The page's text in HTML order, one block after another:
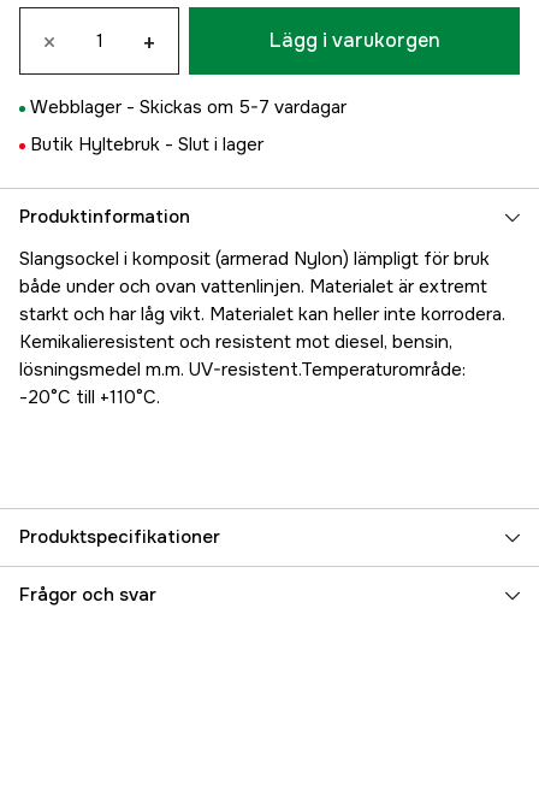
× + Lägg i varukorgen
Webblager - Skickas om 5-7 vardagar
Butik Hyltebruk - Slut i lager
Produktinformation
Slangsockel i komposit (armerad Nylon) lämpligt för bruk
både under och ovan vattenlinjen. Materialet är extremt
starkt och har låg vikt. Materialet kan heller inte korrodera.
Kemikalieresistent och resistent mot diesel, bensin,
lösningsmedel m.m. UV-resistent.Temperaturområde:
-20°C till +110°C.
Produktspecifikationer
Referensnummer 5000025085
Frågor och svar